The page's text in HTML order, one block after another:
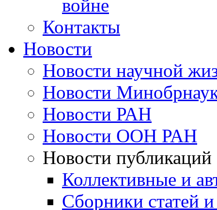
войне
Контакты
Новости
Новости научной
Новости
Новости РАН
Новости ООН РАН
Новости публикаций
Коллективные и
Сборники статей